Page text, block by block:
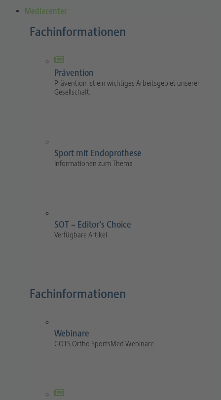
Mediacenter
Fachinformationen
Prävention
Prävention ist ein wichtiges Arbeitsgebiet unserer
Gesellschaft.
Sport mit Endoprothese
Informationen zum Thema
SOT – Editor’s Choice
Verfügbare Artikel
Fachinformationen
Webinare
GOTS Ortho SportsMed Webinare